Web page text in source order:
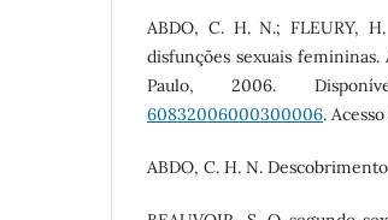
ABDO, C. H. N.; FLEURY,
disfunções sexuais
Paulo, 2006.
60832006000300006.
ABDO, C. H. N.